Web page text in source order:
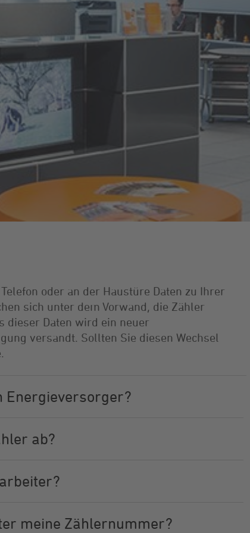
Elektromobilität
Online-Store
oder an der Haustüre Daten zu Ihrer
sich unter dem Vorwand, die Zähler
dieser Daten wird ein neuer
versandt. Sollten Sie diesen Wechsel
Energieversorger?
ab?
meine Zählernummer?